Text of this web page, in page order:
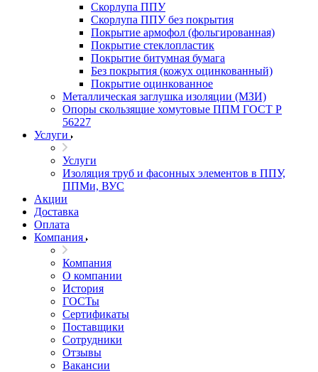
Скорлупа ППУ
Скорлупа ППУ без покрытия
Покрытие армофол (фольгированная)
Покрытие стеклопластик
Покрытие битумная бумага
Без покрытия (кожух оцинкованный)
Покрытие оцинкованное
Металлическая заглушка изоляции (МЗИ)
Опоры скользящие хомутовые ППМ ГОСТ Р
56227
Услуги
Услуги
Изоляция труб и фасонных элементов в ППУ,
ППМи, ВУС
Акции
Доставка
Оплата
Компания
Компания
О компании
История
ГОСТы
Сертификаты
Поставщики
Сотрудники
Отзывы
Вакансии